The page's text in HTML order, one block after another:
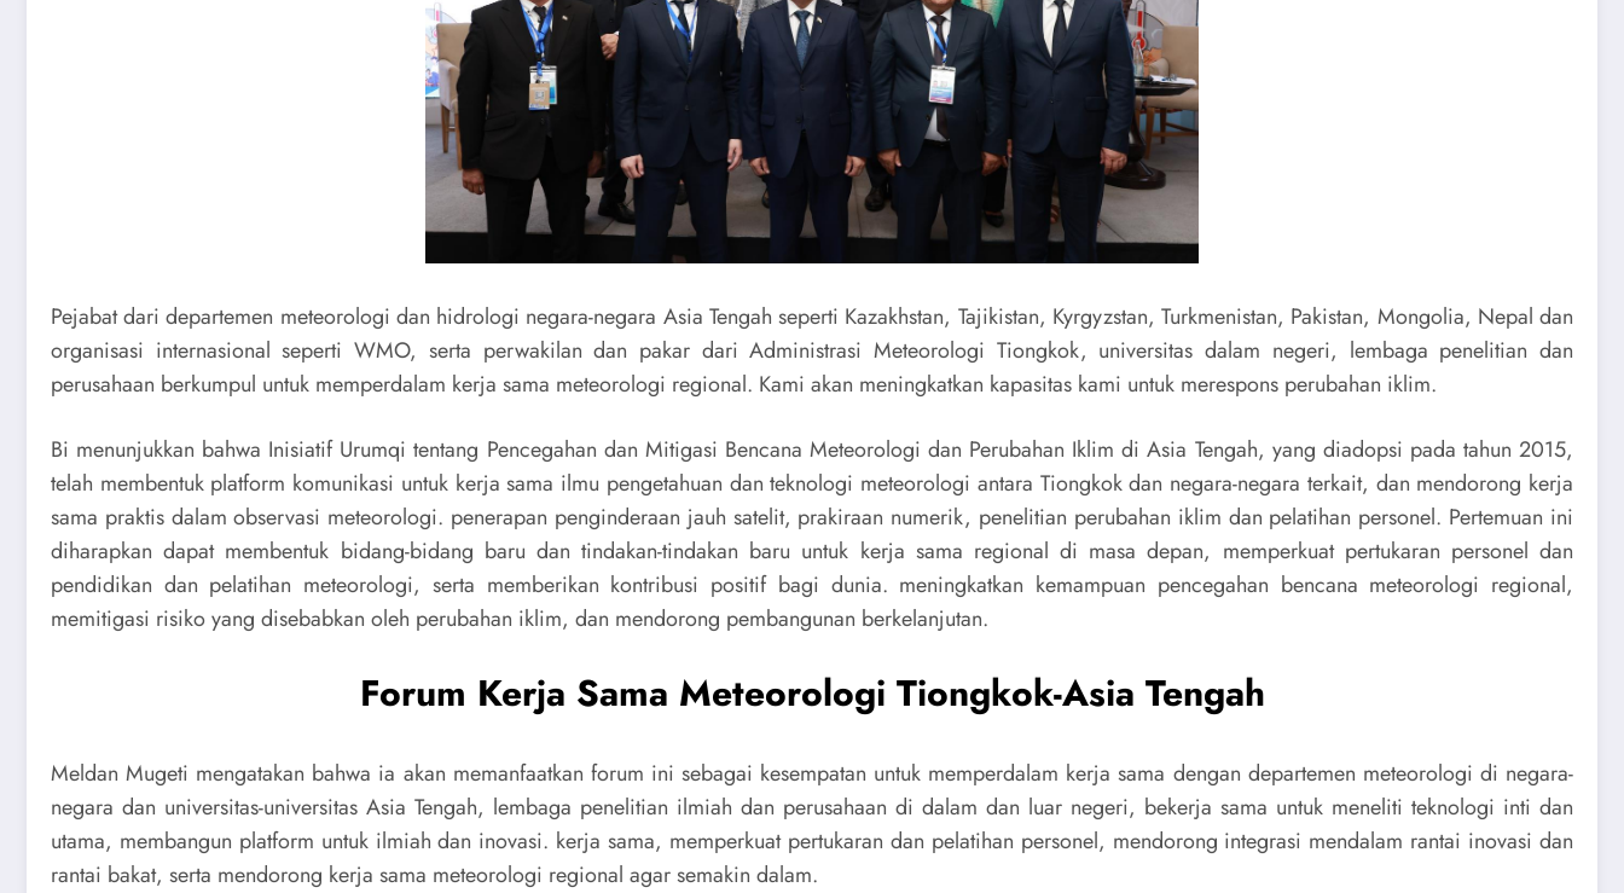
Pejabat dari departemen meteorologi dan hidrologi negara-negara Asia Tengah seperti Kazakhstan, Tajikistan, Kyrgyzstan, Turkmenistan, Pakistan, Mongolia, Nepal dan
organisasi internasional seperti WMO, serta perwakilan dan pakar dari Administrasi Meteorologi Tiongkok, universitas dalam negeri, lembaga penelitian dan
perusahaan berkumpul untuk memperdalam kerja sama meteorologi regional. Kami akan meningkatkan kapasitas kami untuk merespons perubahan iklim.
Bi menunjukkan bahwa Inisiatif Urumqi tentang Pencegahan dan Mitigasi Bencana Meteorologi dan Perubahan Iklim di Asia Tengah, yang diadopsi pada tahun 2015,
telah membentuk platform komunikasi untuk kerja sama ilmu pengetahuan dan teknologi meteorologi antara Tiongkok dan negara-negara terkait, dan mendorong kerja
sama praktis dalam observasi meteorologi. penerapan penginderaan jauh satelit, prakiraan numerik, penelitian perubahan iklim dan pelatihan personel. Pertemuan ini
diharapkan dapat membentuk bidang-bidang baru dan tindakan-tindakan baru untuk kerja sama regional di masa depan, memperkuat pertukaran personel dan
pendidikan dan pelatihan meteorologi, serta memberikan kontribusi positif bagi dunia. meningkatkan kemampuan pencegahan bencana meteorologi regional,
memitigasi risiko yang disebabkan oleh perubahan iklim, dan mendorong pembangunan berkelanjutan.
Forum Kerja Sama Meteorologi Tiongkok-Asia Tengah
Meldan Mugeti mengatakan bahwa ia akan memanfaatkan forum ini sebagai kesempatan untuk memperdalam kerja sama dengan departemen meteorologi di negara-
negara dan universitas-universitas Asia Tengah, lembaga penelitian ilmiah dan perusahaan di dalam dan luar negeri, bekerja sama untuk meneliti teknologi inti dan
utama, membangun platform untuk ilmiah dan inovasi. kerja sama, memperkuat pertukaran dan pelatihan personel, mendorong integrasi mendalam rantai inovasi dan
rantai bakat, serta mendorong kerja sama meteorologi regional agar semakin dalam.